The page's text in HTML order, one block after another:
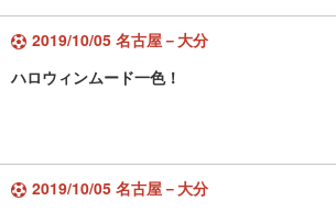
2019/10/05 名古屋－大分
ハロウィンムード一色！
2019/10/05 名古屋－大分